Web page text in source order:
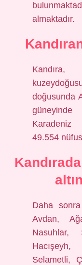
almaktadır.
Kandıra,
doğusunda
Karadeniz
49.554
Daha sonra
Avdan,
Nasuhlar,
Hacışeyh,
Selametli,